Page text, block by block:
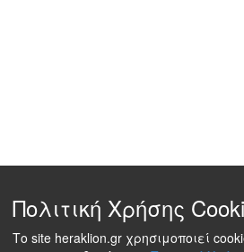
Πολιτική Χρήσης
Το site heraklion.gr χρησιμοποιεί